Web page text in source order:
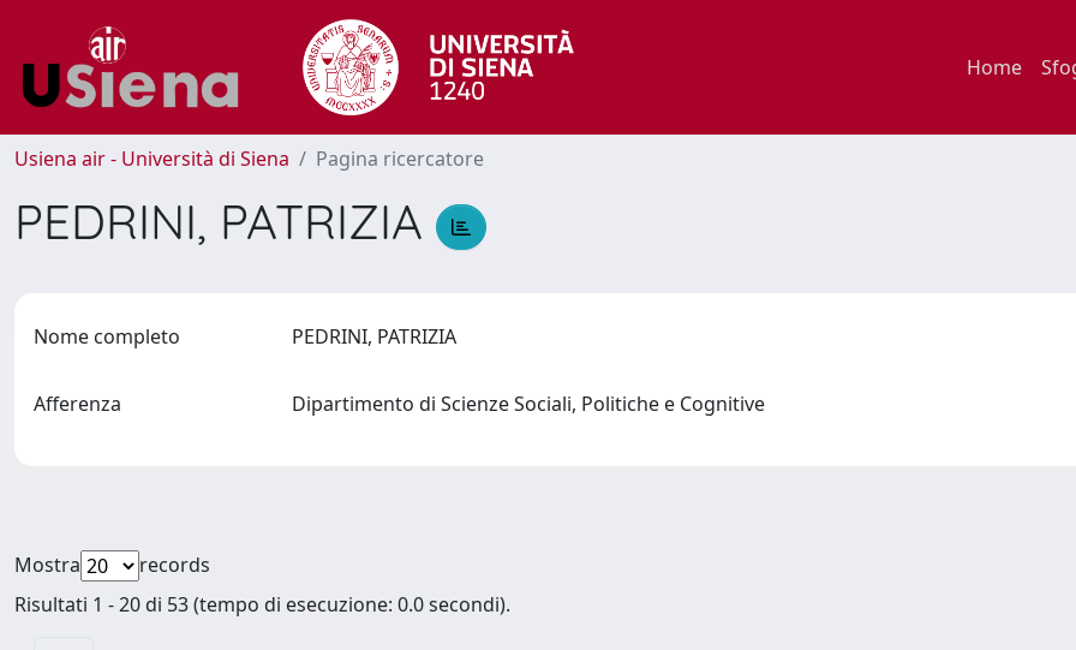
Home
Usiena air - Università di Siena Pagina ricercatore
PEDRINI, PATRIZIA
Nome completo PEDRINI, PATRIZIA
Afferenza Dipartimento di Scienze Sociali, Politiche e Cognitive
Mostra
records
Risultati 1 - 20 di 53 (tempo di esecuzione: 0.0 secondi).